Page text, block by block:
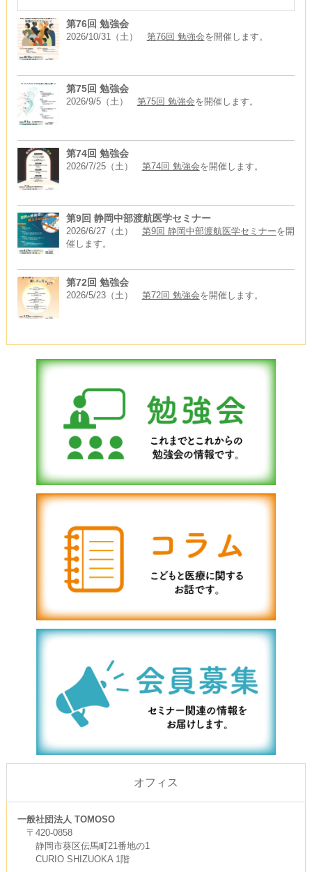
第76回 勉強会
2026/10/31（土） 第76回 勉強会を開催します。
第75回 勉強会
2026/9/5（土） 第75回 勉強会を開催します。
第74回 勉強会
2026/7/25（土） 第74回 勉強会を開催します。
第9回 静岡中部渡航医学セミナー
2026/6/27（土） 第9回 静岡中部渡航医学セミナーを開
催します。
第72回 勉強会
2026/5/23（土） 第72回 勉強会を開催します。
オフィス
一般社団法人 TOMOSO
〒420-0858
静岡市葵区伝馬町21番地の1
CURIO SHIZUOKA 1階